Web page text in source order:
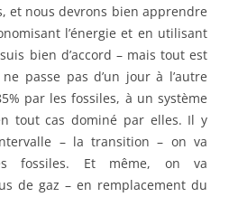
et nous devrons bien apprendre
l’énergie et en utilisant
bien d’accord – mais tout est
passe pas d’un jour à l’autre
par les fossiles, à un système
tout cas dominé par elles. Il y
– la transition – on va
fossiles. Et même, on va
de gaz – en remplacement du